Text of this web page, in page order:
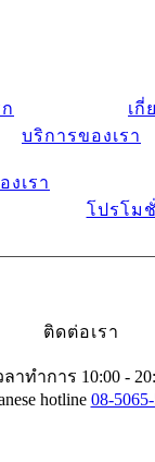
เกี่
บริการของเรา
งเรา
โปรโม
ติดต่อเรา
ลาทำการ 10:00 -
hotline 08-